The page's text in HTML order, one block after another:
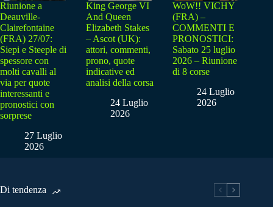
Riunione a
Deauville-
Clairefontaine
(FRA) 27/07:
Siepi e Steeple di
spessore con
molti cavalli al
via per quote
interessanti e
pronostici con
sorprese
27 Luglio
2026
King George VI
And Queen
Elizabeth Stakes
– Ascot (UK):
attori, commenti,
prono, quote
indicative ed
analisi della corsa
24 Luglio
2026
WoW!! VICHY
(FRA) –
COMMENTI E
PRONOSTICI:
Sabato 25 luglio
2026 – Riunione
di 8 corse
24 Luglio
2026
Di tendenza